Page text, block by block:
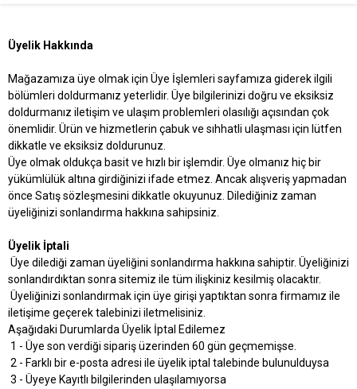
Üyelik Hakkında
Mağazamıza üye olmak için Üye İşlemleri sayfamıza giderek ilgili
bölümleri doldurmanız yeterlidir. Üye bilgilerinizi doğru ve eksiksiz
doldurmanız iletişim ve ulaşım problemleri olasılığı açısından çok
önemlidir. Ürün ve hizmetlerin çabuk ve sıhhatli ulaşması için lütfen
dikkatle ve eksiksiz doldurunuz.
Üye olmak oldukça basit ve hızlı bir işlemdir. Üye olmanız hiç bir
yükümlülük altına girdiğinizi ifade etmez. Ancak alışveriş yapmadan
önce Satış sözleşmesini dikkatle okuyunuz. Dilediğiniz zaman
üyeliğinizi sonlandırma hakkına sahipsiniz.
Üyelik İptali
Üye dilediği zaman üyeliğini sonlandırma hakkına sahiptir. Üyeliğinizi
sonlandırdıktan sonra sitemiz ile tüm ilişkiniz kesilmiş olacaktır.
Üyeliğinizi sonlandırmak için üye girişi yaptıktan sonra firmamız ile
iletişime geçerek talebinizi iletmelisiniz.
Aşağıdaki Durumlarda Üyelik İptal Edilemez
1 - Üye son verdiği sipariş üzerinden 60 gün geçmemişse.
2 - Farklı bir e-posta adresi ile üyelik iptal talebinde bulunulduysa
3 - Üyeye Kayıtlı bilgilerinden ulaşılamıyorsa